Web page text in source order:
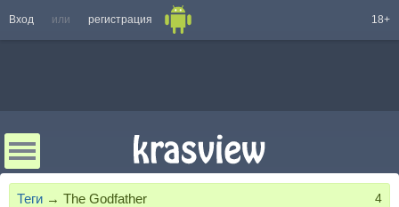
Вход или регистрация 18+
Теги → The Godfather 4